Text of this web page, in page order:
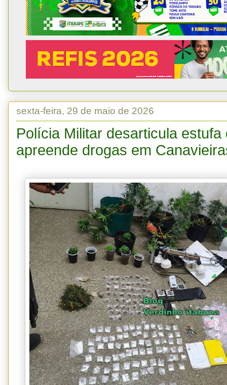
sexta-feira, 29 de maio de 2026
Polícia Militar desarticula estufa
apreende drogas em